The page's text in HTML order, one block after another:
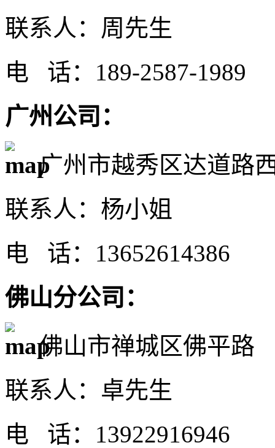
联系人：周先生
电 话：189-2587-1989
广州公司：
广州市越秀区达道路
联系人：杨小姐
电 话：13652614386
佛山分公司：
佛山市禅城区佛平路
联系人：卓先生
电 话：13922916946